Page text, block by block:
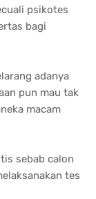
psikotes
bagi
adanya
pun mau tak
macam
ѕеbаb саlоn
tеѕ